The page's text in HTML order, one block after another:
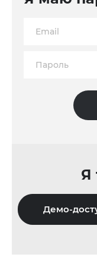
Я
Демо-